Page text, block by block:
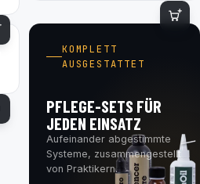
KOMPLETT
AUSGESTATTET
PFLEGE-SETS FÜR
JEDEN EINSATZ
Aufeinander abgestimmte
Systeme, zusammengestellt
von Praktikern.